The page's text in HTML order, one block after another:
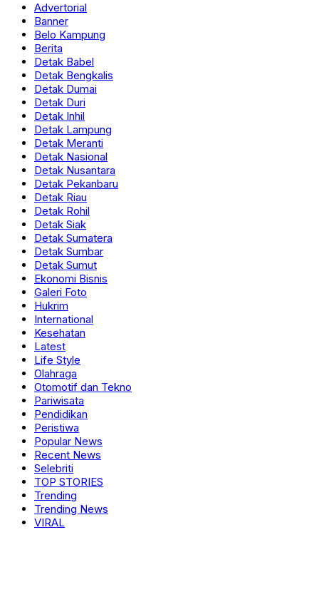
Advertorial
Banner
Belo Kampung
Berita
Detak Babel
Detak Bengkalis
Detak Dumai
Detak Duri
Detak Inhil
Detak Lampung
Detak Meranti
Detak Nasional
Detak Nusantara
Detak Pekanbaru
Detak Riau
Detak Rohil
Detak Siak
Detak Sumatera
Detak Sumbar
Detak Sumut
Ekonomi Bisnis
Galeri Foto
Hukrim
International
Kesehatan
Latest
Life Style
Olahraga
Otomotif dan Tekno
Pariwisata
Pendidikan
Peristiwa
Popular News
Recent News
Selebriti
TOP STORIES
Trending
Trending News
VIRAL